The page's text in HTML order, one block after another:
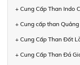
+ Cung Cấp Than Indo
+ Cung cấp than
+ Cung Cấp Than Đốt
+ Cung Cấp Than Đá